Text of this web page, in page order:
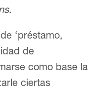
.
‘préstamo,
de
como base la
ciertas